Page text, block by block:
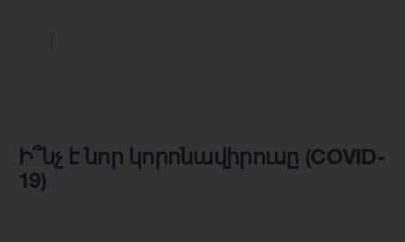
Ի՞նչ է նոր կորոնավիրուսը (COVID-
19)